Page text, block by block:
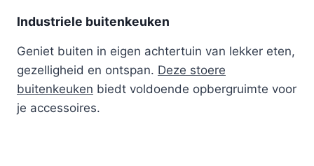
Industriele buitenkeuken
Geniet buiten in eigen achtertuin van lekker eten,
gezelligheid en ontspan. Deze stoere
buitenkeuken biedt voldoende opbergruimte voor
je accessoires.